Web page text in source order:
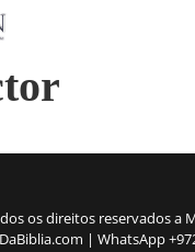
os direitos reservados a
| WhatsApp